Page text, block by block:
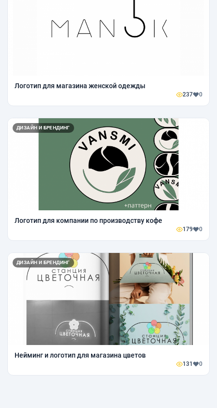
Логотип для магазина женской одежды
237 0
ДИЗАЙН И БРЕНДИНГ
Логотип для компании по производству кофе
179 0
ДИЗАЙН И БРЕНДИНГ
Нейминг и логотип для магазина цветов
131 0